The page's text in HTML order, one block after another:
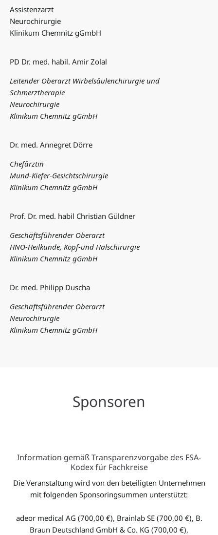
Assistenzarzt
Neurochirurgie
Klinikum Chemnitz gGmbH
PD Dr. med. habil. Amir Zolal
Leitender Oberarzt Wirbelsäulenchirurgie und
Schmerztherapie
Neurochirurgie
Klinikum Chemnitz gGmbH
Dr. med. Annegret Dörre
Chefärztin
Mund-Kiefer-Gesichtschirurgie
Klinikum Chemnitz gGmbH
Prof. Dr. med. habil Christian Güldner
Geschäftsführender Oberarzt
HNO-Heilkunde, Kopf-und Halschirurgie
Klinikum Chemnitz gGmbH
Dr. med. Philipp Duscha
Geschäftsführender Oberarzt
Neurochirurgie
Klinikum Chemnitz gGmbH
Sponsoren
Website von B. Braun
SE
Website von
corzaMedical GmbH
Besuchen Sie die
Website von
Medizinische Systeme
GmbH
Besuchen Sie die
Website von Carl Zeiss
Information gemäß Transparenzvorgabe des FSA-
Kodex für Fachkreise
Die Veranstaltung wird von den beteiligten Unternehmen
mit folgenden Sponsoringsummen unterstützt:
adeor medical AG (700,00 €), Brainlab SE (700,00 €), B.
Braun Deutschland GmbH & Co. KG (700,00 €),